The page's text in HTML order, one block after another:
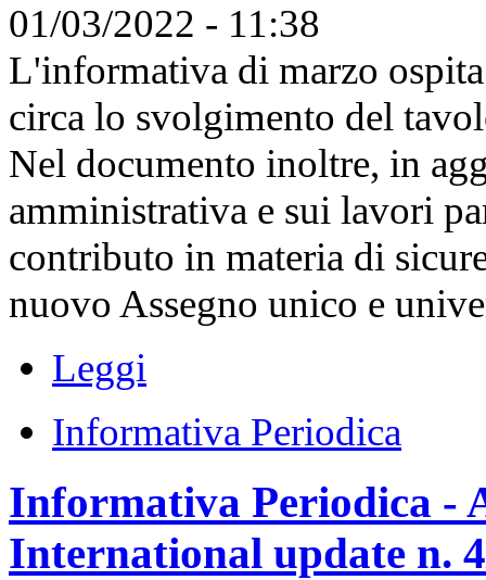
01/03/2022 - 11:38
L'informativa di marzo
circa lo svolgimento del
Nel documento inoltre, in
amministrativa e sui lavori
contributo in materia di
nuovo Assegno unico e
Leggi
Informativa Periodica
Informativa Periodica -
International update n.